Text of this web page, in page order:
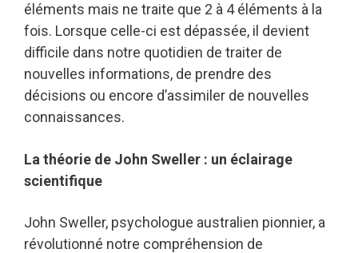
éléments mais ne traite que 2 à 4 éléments à la
fois. Lorsque celle-ci est dépassée, il devient
difficile dans notre quotidien de traiter de
nouvelles informations, de prendre des
décisions ou encore d’assimiler de nouvelles
connaissances.
La théorie de John Sweller : un éclairage
scientifique
John Sweller, psychologue australien pionnier, a
révolutionné notre compréhension de